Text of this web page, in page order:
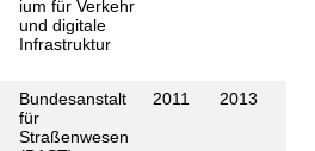
ium für Verkehr
und digitale
Infrastruktur
Bundesanstalt
für
Straßenwesen
2011 2013